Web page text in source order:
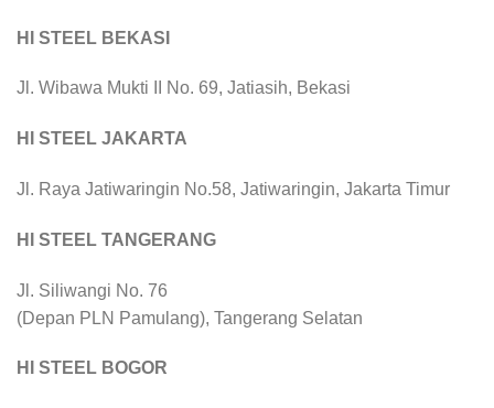
HI STEEL BEKASI
Jl. Wibawa Mukti II No. 69, Jatiasih, Bekasi
HI STEEL JAKARTA
Jl. Raya Jatiwaringin No.58, Jatiwaringin, Jakarta Timur
HI STEEL TANGERANG
Jl. Siliwangi No. 76
(Depan PLN Pamulang), Tangerang Selatan
HI STEEL BOGOR